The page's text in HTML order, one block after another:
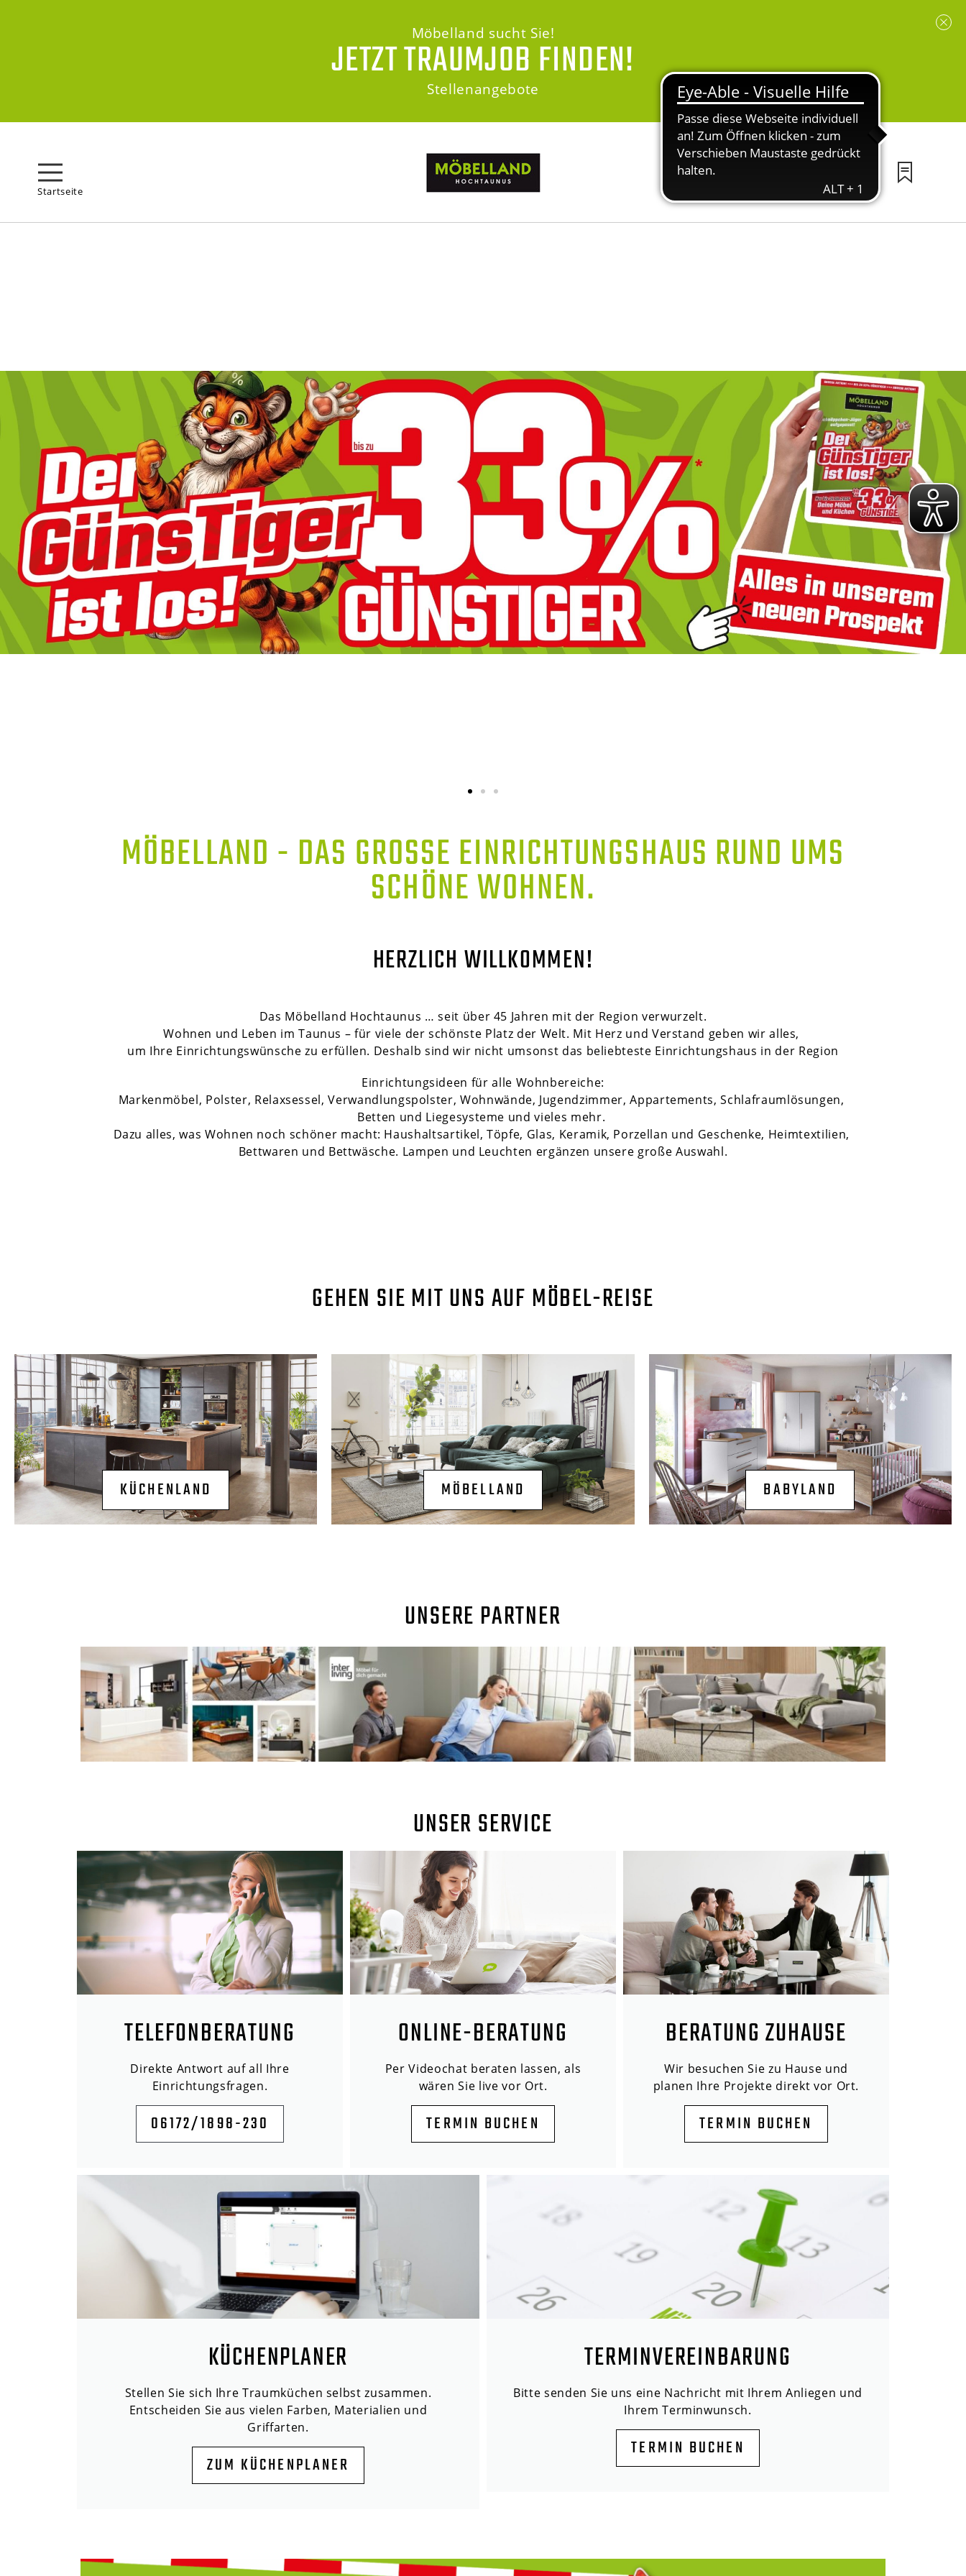
Möbelland sucht Sie!
JETZT TRAUMJOB FINDEN!
Stellenangebote
Startseite
MÖBELLAND - DAS GROSSE EINRICHTUNGSHAUS RUND UMS S
CHÖNE WOHNEN.
HERZLICH WILLKOMMEN!
Das Möbelland Hochtaunus … seit über 45 Jahren mit der Region verwurzelt.
Wohnen und Leben im Taunus – für viele der schönste Platz der Welt. Mit Herz und Verstand geben wir alles,
um Ihre Einrichtungswünsche zu erfüllen. Deshalb sind wir nicht umsonst das beliebteste Einrichtungshaus in der Region
Einrichtungsideen für alle Wohnbereiche:
Markenmöbel, Polster, Relaxsessel, Verwandlungspolster, Wohnwände, Jugendzimmer, Appartements, Schlafraumlösungen,
Betten und Liegesysteme und vieles mehr.
Dazu alles, was Wohnen noch schöner macht: Haushaltsartikel, Töpfe, Glas, Keramik, Porzellan und Geschenke, Heimtextilien,
Bettwaren und Bettwäsche. Lampen und Leuchten ergänzen unsere große Auswahl.
GEHEN SIE MIT UNS AUF MÖBEL-REISE
KÜCHENLAND MÖBELLAND BABYLAND
UNSERE PARTNER
UNSER SERVICE
TELEFONBERATUNG
Direkte Antwort auf all Ihre
Einrichtungsfragen.
06172/1898-230
ONLINE-BERATUNG
Per Videochat beraten lassen, als
wären Sie live vor Ort.
TERMIN BUCHEN
BERATUNG ZUHAUSE
Wir besuchen Sie zu Hause und
planen Ihre Projekte direkt vor Ort.
TERMIN BUCHEN
KÜCHENPLANER
Stellen Sie sich Ihre Traumküchen selbst zusammen.
Entscheiden Sie aus vielen Farben, Materialien und
Griffarten.
ZUM KÜCHENPLANER
TERMINVEREINBARUNG
Bitte senden Sie uns eine Nachricht mit Ihrem Anliegen und
Ihrem Terminwunsch.
TERMIN BUCHEN